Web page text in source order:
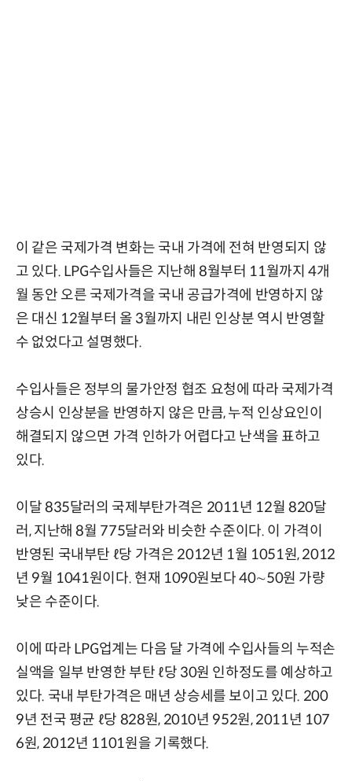
이 같은 국제가격 변화는 국내 가격에 전혀 반영되지 않
고 있다. LPG수입사들은 지난해 8월부터 11월까지 4개
월 동안 오른 국제가격을 국내 공급가격에 반영하지 않
은 대신 12월부터 올 3월까지 내린 인상분 역시 반영할
수 없었다고 설명했다.
수입사들은 정부의 물가안정 협조 요청에 따라 국제가격
상승시 인상분을 반영하지 않은 만큼, 누적 인상요인이
해결되지 않으면 가격 인하가 어렵다고 난색을 표하고
있다.
이달 835달러의 국제부탄가격은 2011년 12월 820달
러, 지난해 8월 775달러와 비슷한 수준이다. 이 가격이
반영된 국내부탄 ℓ당 가격은 2012년 1월 1051원, 2012
년 9월 1041원이다. 현재 1090원보다 40∼50원 가량
낮은 수준이다.
이에 따라 LPG업계는 다음 달 가격에 수입사들의 누적손
실액을 일부 반영한 부탄 ℓ당 30원 인하정도를 예상하고
있다. 국내 부탄가격은 매년 상승세를 보이고 있다. 200
9년 전국 평균 ℓ당 828원, 2010년 952원, 2011년 107
6원, 2012년 1101원을 기록했다.